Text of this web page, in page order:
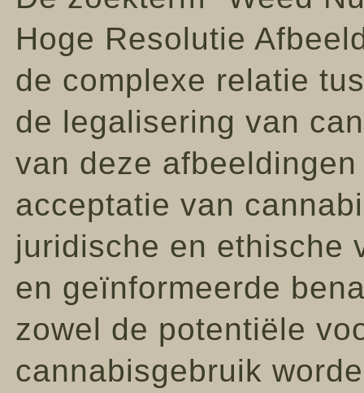
Hoge Resolutie
de complexe relatie
de legalisering van
van deze
acceptatie van
juridische en ethische
en geïnformeerde
zowel de potentiële
cannabisgebruik